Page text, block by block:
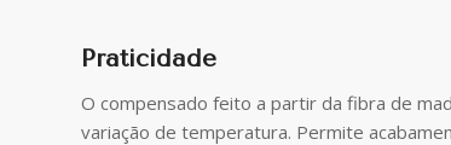
Praticidade
O compensado feito a partir da fibra de
variação de temperatura. Permite